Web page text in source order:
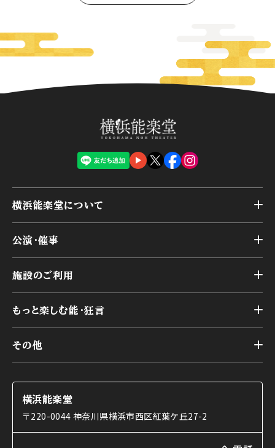
横浜能楽堂について
横浜能楽堂が取り組んだ事業
能舞台の歴史と特徴
様々なお客様に向けて
本舞台座席
交通アクセス
公演・催事
アーカイブ
施設のご利用
第二舞台
研修室
楽屋
ご利用の流れ
利用料金表
もっと楽しむ能・狂言
能舞台と演じ手
使用する道具
能・狂言の曲目説明
その他
コラム
OTABISHO
横浜能楽堂
〒220-0044 神奈川県横浜市西区紅葉ケ丘27-2